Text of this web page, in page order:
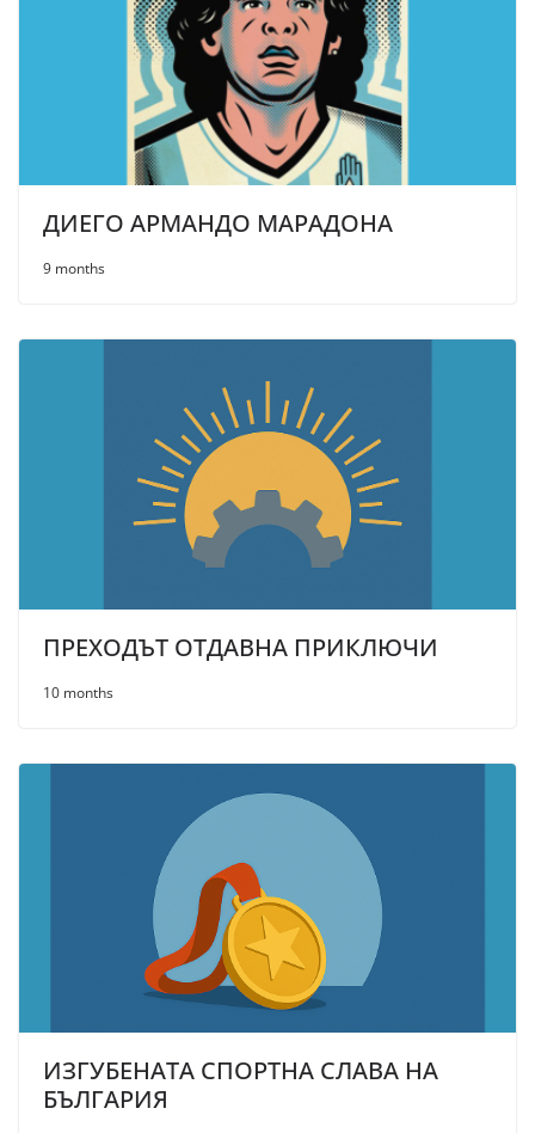
ДИЕГО АРМАНДО МАРАДОНА
9 months
ПРЕХОДЪТ ОТДАВНА ПРИКЛЮЧИ
10 months
ИЗГУБЕНАТА СПОРТНА СЛАВА НА
БЪЛГАРИЯ